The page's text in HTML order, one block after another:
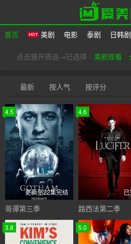
爱美剧
首页 美剧 电影 泰剧 日韩剧
点击展开筛选→已选择 美剧观看
最新 按人气 按评分
4.5
更新至22集完结
哥谭第三季
4.6
已
路西法第二季
3.8 5.0